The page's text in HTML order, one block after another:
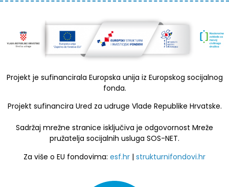
Projekt je sufinancirala Europska unija iz Europskog socijalnog
fonda.
Projekt sufinancira Ured za udruge Vlade Republike Hrvatske.
Sadržaj mrežne stranice isključiva je odgovornost Mreže
pružatelja socijalnih usluga SOS-NET.
Za više o EU fondovima: esf.hr | strukturnifondovi.hr